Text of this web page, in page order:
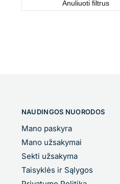
Anuliuoti filtrus
NAUDINGOS NUORODOS
Mano paskyra
Mano užsakymai
Sekti užsakyma
Taisyklės ir Sąlygos